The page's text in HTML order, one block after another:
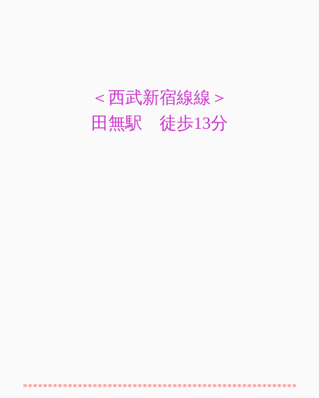
＜西武新宿線線＞
田無駅 徒歩13分
*******************************************************